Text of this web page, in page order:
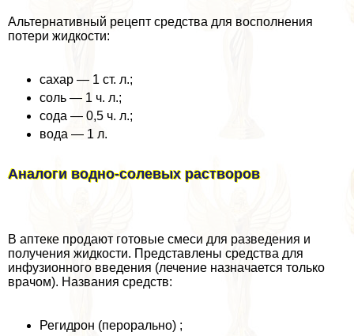
Альтернативный рецепт средства для восполнения
потери жидкости:
сахар — 1 ст. л.;
соль — 1 ч. л.;
сода — 0,5 ч. л.;
вода — 1 л.
Аналоги водно-солевых растворов
В аптеке продают готовые смеси для разведения и
получения жидкости. Представлены средства для
инфузионного введения (лечение назначается только
врачом). Названия средств:
Регидрон (перopaльно) ;